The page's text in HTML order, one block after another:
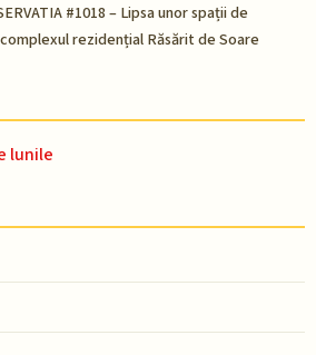
#1018 – Lipsa unor spații de
rezidențial Răsărit de Soare
lunile